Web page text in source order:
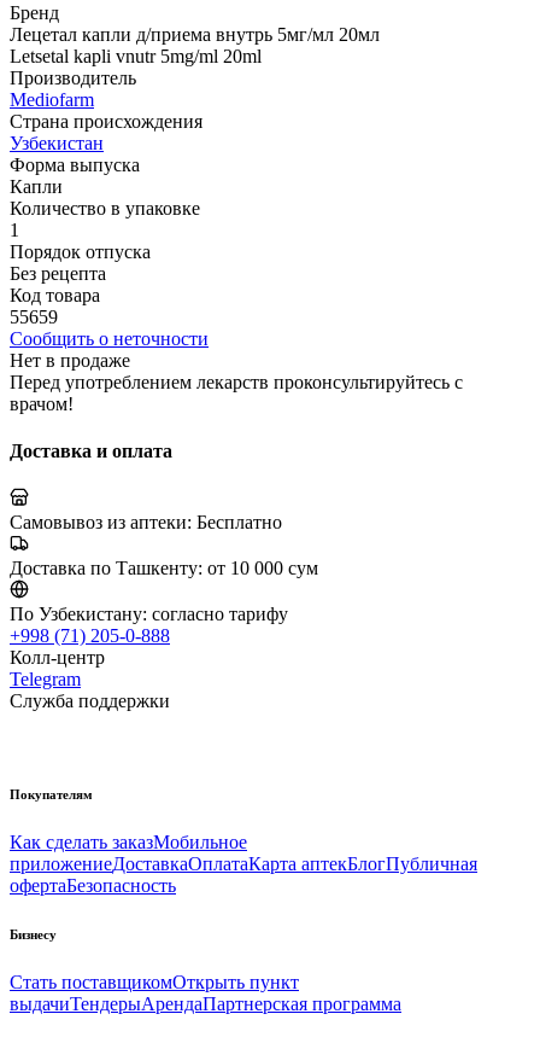
Бренд
Лецетал капли д/приема внутрь 5мг/мл 20мл
Letsetal kapli vnutr 5mg/ml 20ml
Производитель
Mediofarm
Страна происхождения
Узбекистан
Форма выпуска
Капли
Количество в упаковке
1
Порядок отпуска
Без рецепта
Код товара
55659
Сообщить о неточности
Нет в продаже
Перед употреблением лекарств проконсультируйтесь с
врачом!
Доставка и оплата
Самовывоз из аптеки: Бесплатно
Доставка по Ташкенту: от 10 000 сум
По Узбекистану: согласно тарифу
+998 (71) 205-0-888
Колл-центр
Telegram
Служба поддержки
Покупателям
Как сделать заказМобильное
приложениеДоставкаОплатаКарта аптекБлогПубличная
офертаБезопасность
Бизнесу
Стать поставщикомОткрыть пункт
выдачиТендерыАрендаПартнерская программа